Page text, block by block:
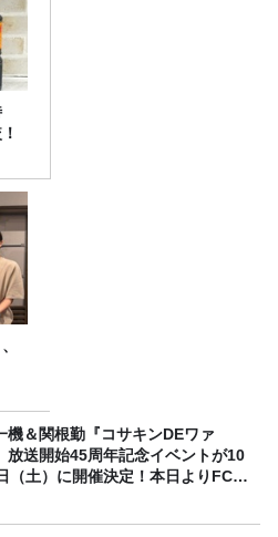
機＆関根勤『コサキンDEワァ
放送開始45周年記念イベントが10
（土）に開催決定！本日よりFC先